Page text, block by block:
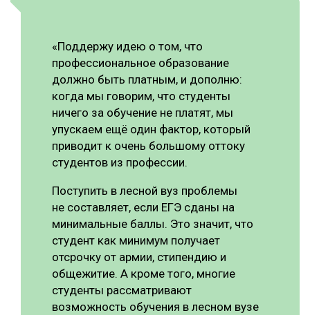
«Поддержу идею о том, что
профессиональное образование
должно быть платным, и дополню:
когда мы говорим, что студенты
ничего за обучение не платят, мы
упускаем ещё один фактор, который
приводит к очень большому оттоку
студентов из профессии.
Поступить в лесной вуз проблемы
не составляет, если ЕГЭ сданы на
минимальные баллы. Это значит, что
студент как минимум получает
отсрочку от армии, стипендию и
общежитие. А кроме того, многие
студенты рассматривают
возможность обучения в лесном вузе